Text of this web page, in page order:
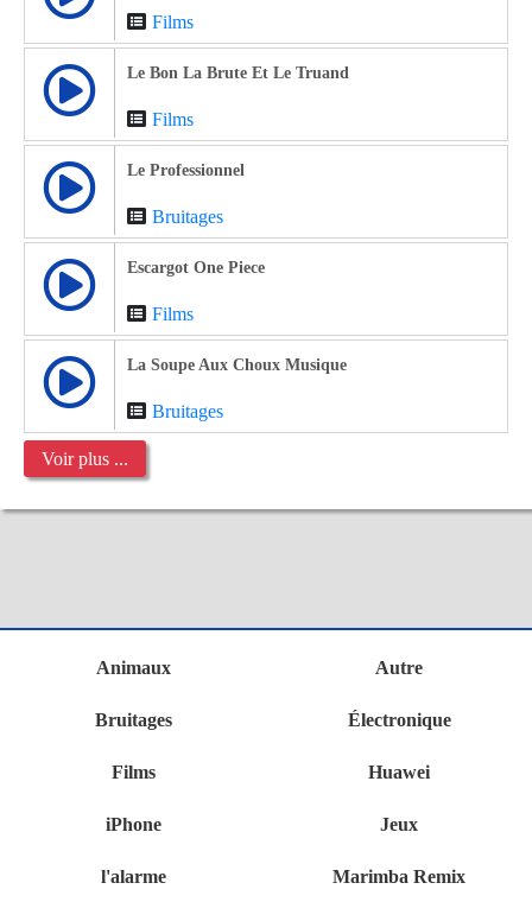
Films
Le Bon La Brute Et Le Truand
Films
Le Professionnel
Bruitages
Escargot One Piece
Films
La Soupe Aux Choux Musique
Bruitages
Voir plus ...
Animaux Autre
Bruitages Électronique
Films Huawei
iPhone Jeux
l'alarme Marimba Remix